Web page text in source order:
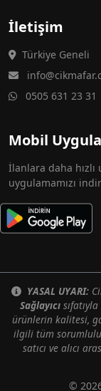
İletişim
Türkiye Geneli
0505 631 23 31
Mobil
İlanlara daha
uygulamamızı
YASAL UYARI:
Sağlayıcı
ürünlerin kalitesi,
ilgili tüm
satıcı ve alıcı
©